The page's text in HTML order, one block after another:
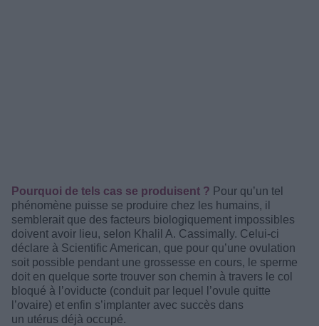
Pourquoi de tels cas se produisent ? Pour qu’un tel
phénomène puisse se produire chez les humains, il
semblerait que des facteurs biologiquement impossibles
doivent avoir lieu, selon Khalil A. Cassimally. Celui-ci
déclare à Scientific American, que pour qu’une ovulation
soit possible pendant une grossesse en cours, le sperme
doit en quelque sorte trouver son chemin à travers le col
bloqué à l’oviducte (conduit par lequel l’ovule quitte
l’ovaire) et enfin s’implanter avec succès dans
un utérus déjà occupé.